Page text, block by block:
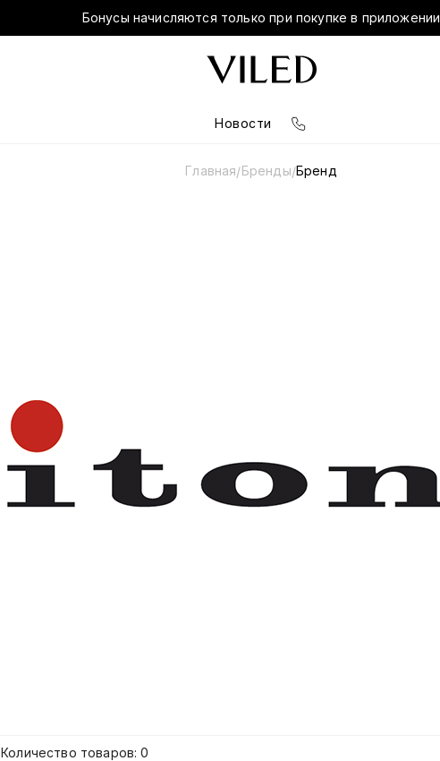
Бонусы начисляются только при покупке в приложении
Новости
Главная/Бренды/Бренд
Количество товаров: 0